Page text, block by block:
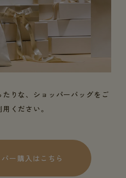
りな、ショッパーバッグをご
ください。
ー購入はこちら